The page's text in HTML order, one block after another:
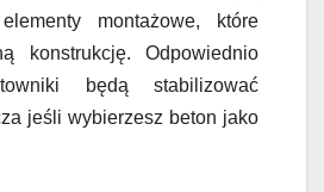
montażowe, które
konstrukcję. Odpowiednio
będą stabilizować
jeśli wybierzesz beton jako